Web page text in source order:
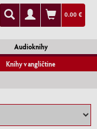
0.00 €
Audioknihy
Knihy v angličtine